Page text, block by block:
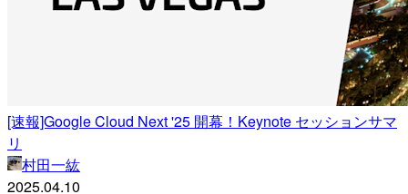
[速報]Google Cloud Next '25 開幕！Keynote セッションサマ
リ
村田一紘
2025.04.10